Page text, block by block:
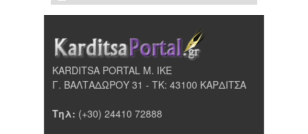
KARDITSA PORTAL Μ. ΙΚΕ
Γ. ΒΑΛΤΑΔΩΡΟΥ 31 - ΤΚ: 43100 ΚΑΡΔΙΤΣΑ
Τηλ: (+30) 24410 72888